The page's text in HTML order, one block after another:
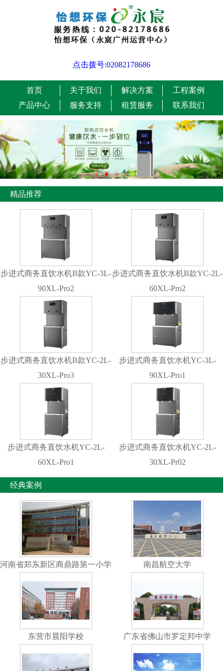
点击拨号:02082178686
首页 关于我们 解决方案
工程案例
产品中心
服务支持 租赁服务 联系我们
精品推荐
步进式商务直饮水机B款YC-3L-
90XL-Pro2
步进式商务直饮水机B款YC-2L-
60XL-Pro2
步进式商务直饮水机B款YC-2L-
30XL-Pro3
步进式商务直饮水机YC-3L-
90XL-Pro1
步进式商务直饮水机YC-2L-
60XL-Pro1
步进式商务直饮水机YC-2L-
30XL-Pr02
经典案例
河南省郑东新区商鼎路第一小学 南昌航空大学
东营市晨阳学校 广东省佛山市罗定邦中学